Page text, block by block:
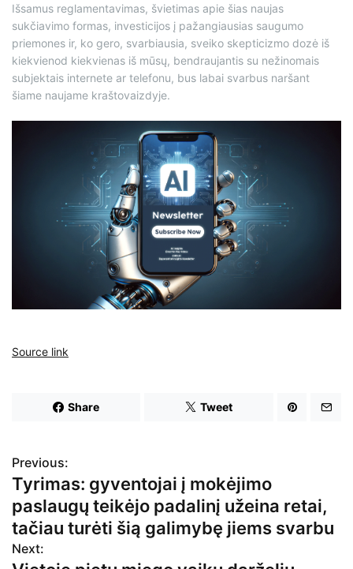
Išsamus reglamentavimas, švietimas apie šias naujas
sukčiavimo formas, investicijos į pažangiausias saugumo
priemones ir, ko gero, svarbiausia, sveiko skepticizmo dozė iš
kiekvienod kiekvienas iš mūsų, bendraujantis su nežinomais
subjektais internete ar telefonu, bus labai svarbus naršant
šiame naujame kraštovaizdyje.
Source link
Share Tweet
N
a
v
i
Previous:
Tyrimas: gyventojai į mokėjimo
paslaugų teikėjo padalinį užeina retai,
tačiau turėti šią galimybę jiems svarbu
Next: